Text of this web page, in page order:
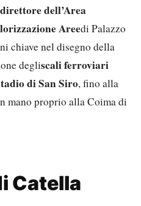
direttore dell’Area
Areedi Palazzo
chiave nel disegno della
degliscali ferroviari
di San Siro, fino alla
mano proprio alla Coima di
Catella